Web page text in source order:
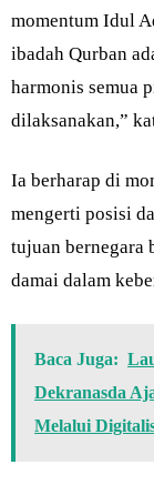
momentum Idul
ibadah Qurban
harmonis semua
dilaksanakan,”
Ia berharap di
mengerti posisi
tujuan bernegara
damai dalam
Baca Juga:
Dekranasda
Melalui